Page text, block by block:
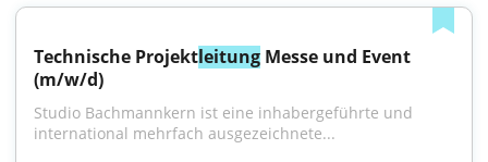
Technische Projektleitung Messe und Event
(m/w/d)
Studio Bachmannkern ist eine inhabergeführte und
international mehrfach ausgezeichnete...